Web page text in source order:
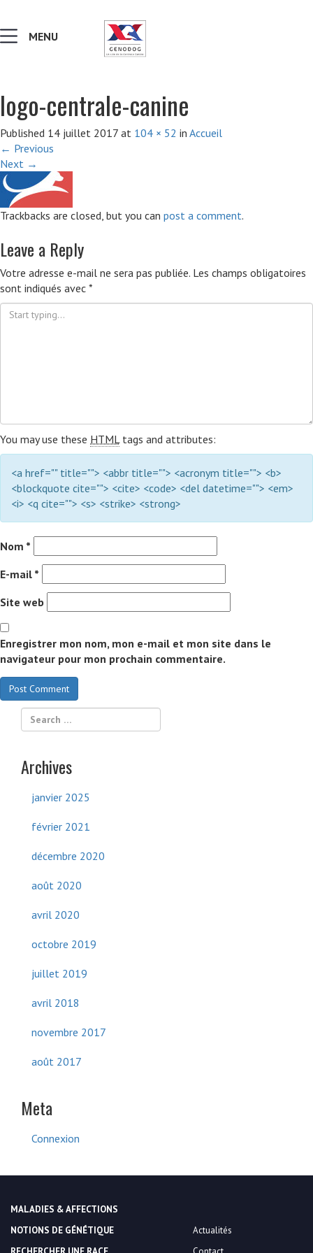
MALADIES & AFFECTIONS
RECHERCHER UNE RACE
VERS LE SITE SCC.ASSO.FR
MENU
logo-centrale-canine
Published 14 juillet 2017 at 104 × 52 in Accueil
← Previous
Next →
Trackbacks are closed, but you can post a comment.
Leave a Reply
Votre adresse e-mail ne sera pas publiée. Les champs obligatoires
sont indiqués avec *
You may use these HTMLtags and attributes:
<a href="" title=""> <abbr title=""> <acronym title=""> <b>
<blockquote cite=""> <cite> <code> <del datetime=""> <em>
<i> <q cite=""> <s> <strike> <strong>
Nom *
E-mail *
Site web
Enregistrer mon nom, mon e-mail et mon site dans le
navigateur pour mon prochain commentaire.
Archives
janvier 2025
février 2021
décembre 2020
août 2020
avril 2020
octobre 2019
juillet 2019
avril 2018
novembre 2017
août 2017
Meta
Connexion
MALADIES & AFFECTIONS
NOTIONS DE GÉNÉTIQUE
Actualités